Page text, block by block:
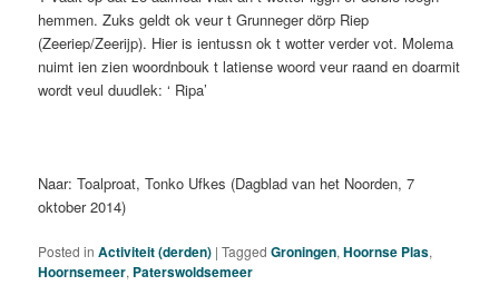
hemmen. Zuks geldt ok veur t Grunneger dörp Riep
(Zeeriep/Zeerijp). Hier is ientussn ok t wotter verder vot. Molema
nuimt ien zien woordnbouk t latiense woord veur raand en doarmit
wordt veul duudlek: ‘ Ripa’
Naar: Toalproat, Tonko Ufkes (Dagblad van het Noorden, 7
oktober 2014)
Posted in Activiteit (derden) |Tagged Groningen,Hoornse Plas,
Hoornsemeer, Paterswoldsemeer